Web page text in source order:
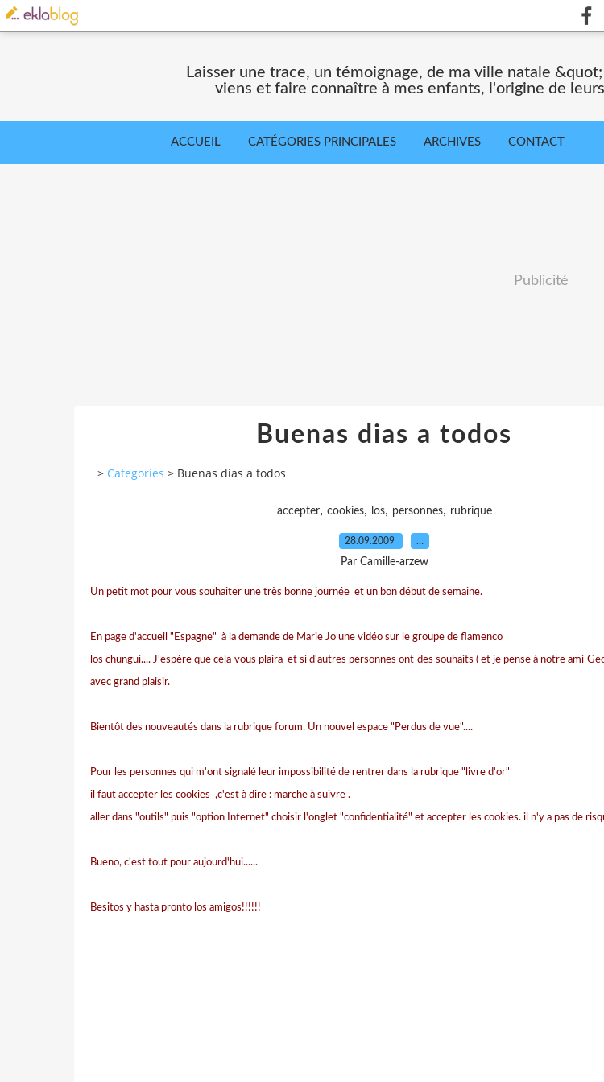
Laisser une trace, un témoignage, de ma ville natale
viens et faire connaître à mes enfants, l'origine de
ACCUEIL CATÉGORIES PRINCIPALES ARCHIVES CONTACT
Publicité
Buenas dias a todos
> Categories > Buenas dias a todos
accepter, cookies, los, personnes, rubrique
28.09.2009 …
Par Camille-arzew
Un petit mot pour vous souhaiter une très bonne journée et un bon début de semaine.
En page d'accueil "Espagne" à la demande de Marie Jo une vidéo sur le groupe de flamenco
los chungui.... J'espère que cela vous plaira et si d'autres personnes ont des souhaits ( et je pense à notre ami
avec grand plaisir.
Bientôt des nouveautés dans la rubrique forum. Un nouvel espace "Perdus de vue"....
Pour les personnes qui m'ont signalé leur impossibilité de rentrer dans la rubrique "livre d'or"
il faut accepter les cookies ,c'est à dire : marche à suivre .
aller dans "outils" puis "option Internet" choisir l'onglet "confidentialité" et accepter les cookies. il n'y a pas de
Bueno, c'est tout pour aujourd'hui......
Besitos y hasta pronto los amigos!!!!!!